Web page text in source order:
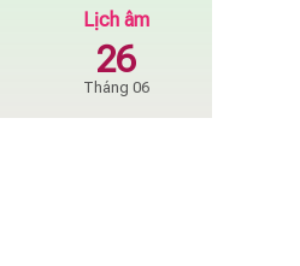
Lịch âm
26
Tháng 06